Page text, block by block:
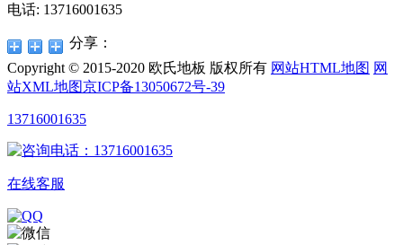
电话: 13716001635
分享：
Copyright © 2015-2020 欧氏地板 版权所有 网站HTML地图 网
站XML地图京ICP备13050672号-39
13716001635
在线客服